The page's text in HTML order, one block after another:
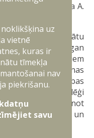
tikšanās pauda A.
attālinātu
lai pārrunātu gan
iespējas kopīgiem
patrulēšanas
aizsardzības
Ukrainas kolēģi
pieredzē, stiprinot
fortifikācijām un
uz
vietnē
kuras ir
tīmekļa
nav
piekrišanu.
savu